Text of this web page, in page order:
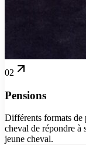
02
Pensions
Différents formats de
cheval de répondre à
jeune cheval.